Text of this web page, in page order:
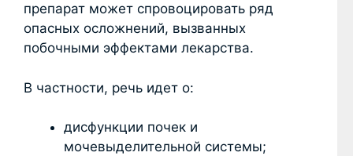
препарат может спровоцировать ряд
опасных осложнений, вызванных
побочными эффектами лекарства.
В частности, речь идет о:
дисфункции почек и
мочевыделительной системы;